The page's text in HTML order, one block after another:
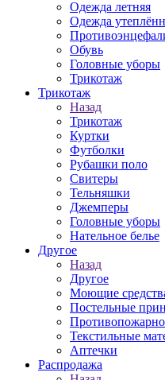
Одежда летняя
Одежда
Обувь
Головные уборы
Трикотаж
Трикотаж
Назад
Трикотаж
Куртки
Футболки
Рубашки поло
Свитеры
Тельняшки
Джемперы
Головные уборы
Нательное белье
Другое
Назад
Другое
Моющие
Постельные
Текстильные
Аптечки
Распродажа